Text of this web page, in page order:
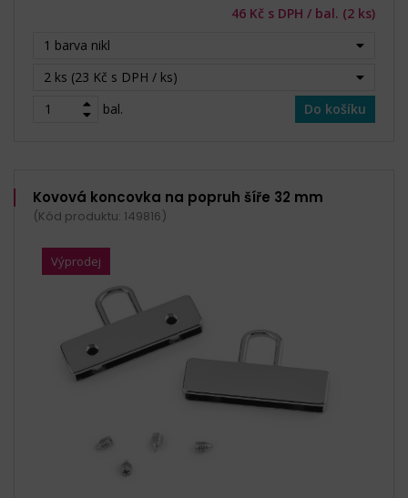
46 Kč s DPH / bal. (2 ks)
1 barva nikl
2 ks (23 Kč s DPH / ks)
bal.
Do košíku
Kovová koncovka na popruh šíře 32 mm
(Kód produktu: 149816)
Výprodej